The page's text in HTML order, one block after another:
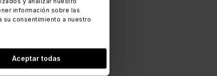
información sobre las
su consentimiento a nuestro
Aceptar todas